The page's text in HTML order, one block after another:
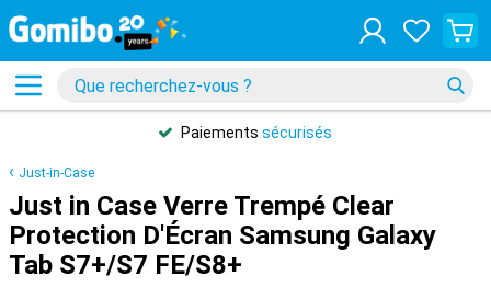
Paiements sécurisés
Just-in-Case
Just in Case Verre Trempé Clear
Protection D'Écran Samsung Galaxy
Tab S7+/S7 FE/S8+